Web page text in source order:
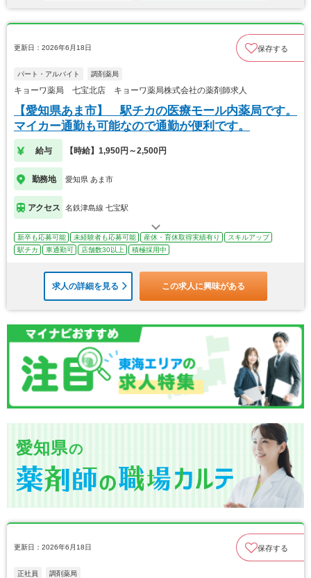
更新日：2026年6月18日 保存する
パート・アルバイト 調剤薬局
キョーワ薬局 七宝北店 キョーワ薬局株式会社の薬剤師求人
【愛知県あま市】 駅チカの医療モール内薬局です。
マイカー通勤も可能なので通勤が便利です。
給与 【時給】1,950円～2,500円
勤務地 愛知県 あま市
アクセス 名鉄津島線 七宝駅
新卒も応募可能 未経験者も応募可能 産休・育休取得実績有り
スキルアップ
駅チカ
車通勤可 店舗数30以上 積極採用中
求人の詳細を見る この求人に興味がある
愛知県の
更新日：2026年6月18日 保存する
正社員 調剤薬局